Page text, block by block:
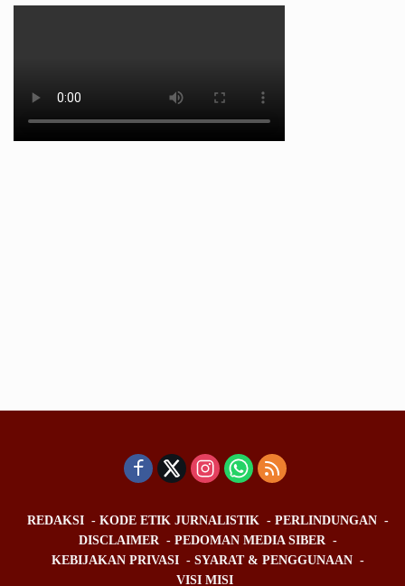
REDAKSI KODE ETIK JURNALISTIK
PERLINDUNGAN
DISCLAIMER
PEDOMAN MEDIA SIBER
KEBIJAKAN PRIVASI
SYARAT & PENGGUNAAN
VISI MISI